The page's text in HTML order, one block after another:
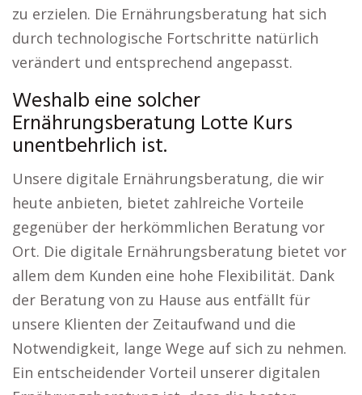
zu erzielen. Die Ernährungsberatung hat sich
durch technologische Fortschritte natürlich
verändert und entsprechend angepasst.
Weshalb eine solcher
Ernährungsberatung Lotte Kurs
unentbehrlich ist.
Unsere digitale Ernährungsberatung, die wir
heute anbieten, bietet zahlreiche Vorteile
gegenüber der herkömmlichen Beratung vor
Ort. Die digitale Ernährungsberatung bietet vor
allem dem Kunden eine hohe Flexibilität. Dank
der Beratung von zu Hause aus entfällt für
unsere Klienten der Zeitaufwand und die
Notwendigkeit, lange Wege auf sich zu nehmen.
Ein entscheidender Vorteil unserer digitalen